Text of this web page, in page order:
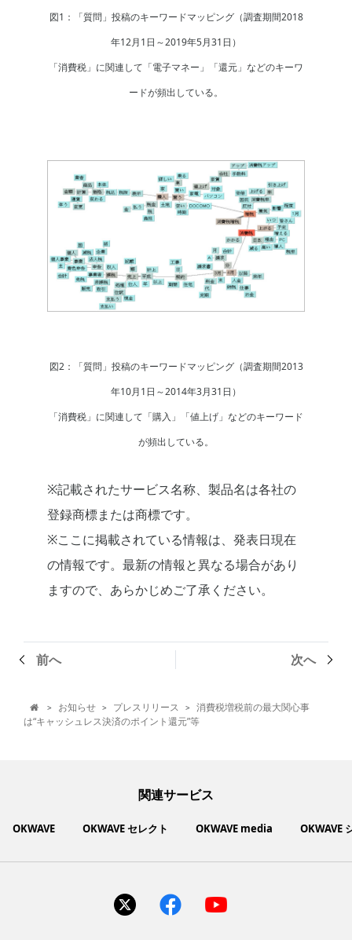
図1：「質問」投稿のキーワードマッピング（調査期間2018
年12月1日～2019年5月31日）
「消費税」に関連して「電子マネー」「還元」などのキーワ
ードが頻出している。
図2：「質問」投稿のキーワードマッピング（調査期間2013
年10月1日～2014年3月31日）
「消費税」に関連して「購入」「値上げ」などのキーワード
が頻出している。
※記載されたサービス名称、製品名は各社の
登録商標または商標です。
※ここに掲載されている情報は、発表日現在
の情報です。最新の情報と異なる場合があり
ますので、あらかじめご了承ください。
前へ 次へ
 > お知らせ > プレスリリース > 消費税増税前の最大関心事
は“キャッシュレス決済のポイント還元”等
関連サービス
OKWAVE OKWAVE セレクト OKWAVE media OKWAVE
ト
い物サイト
ス